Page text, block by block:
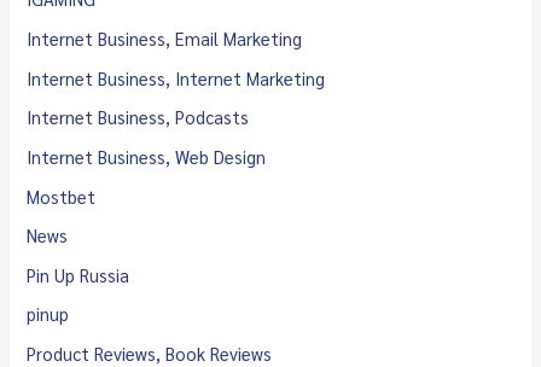
Internet Business, Email Marketing
Internet Business, Internet Marketing
Internet Business, Podcasts
Internet Business, Web Design
Mostbet
News
Pin Up Russia
pinup
Product Reviews, Book Reviews